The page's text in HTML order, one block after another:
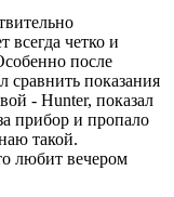
всегда четко и
после
сравнить показания
- Hunter, показал
прибор и пропало
такой.
любит вечером